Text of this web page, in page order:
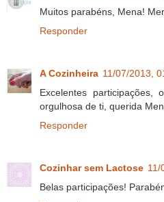
Muitos parabéns, Mena!
Responder
A Cozinheira 11/07/2013,
Excelentes
orgulhosa de ti, querida
Responder
Cozinhar sem Lactose 11/
Belas participações!